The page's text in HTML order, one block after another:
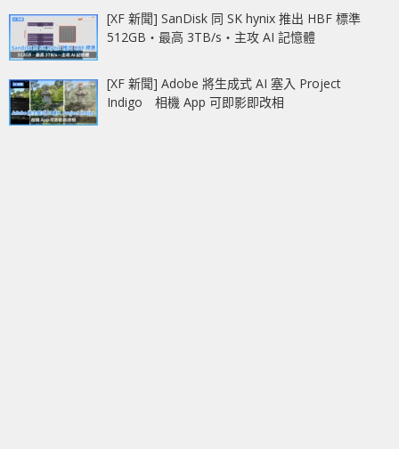
[XF 新聞] SanDisk 同 SK hynix 推出 HBF 標準
512GB‧最高 3TB/s‧主攻 AI 記憶體
[XF 新聞] Adobe 將生成式 AI 塞入 Project
Indigo 相機 App 可即影即改相